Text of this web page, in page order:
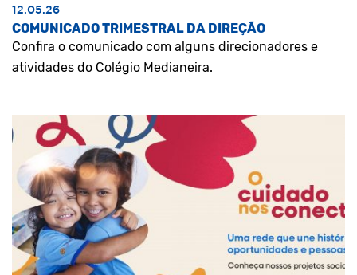
12.05.26
COMUNICADO TRIMESTRAL DA DIREÇÃO
Confira o comunicado com alguns direcionadores e
atividades do Colégio Medianeira.